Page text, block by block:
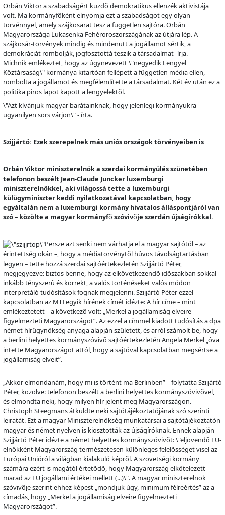
Orbán Viktor a szabadságért küzdõ demokratikus ellenzék aktivistája
volt. Ma kormányfõként elnyomja ezt a szabadságot egy olyan
törvénnyel, amely szájkosarat tesz a független sajtóra. Orbán
Magyarországa Lukasenka Fehéroroszországának az útjára lép. A
szájkosár-törvények mindig és mindenütt a jogállamot sértik, a
demokráciát rombolják, jogfosztottá teszik a társadalmat -írja.
Michnik emlékeztet, hogy az úgynevezett \"negyedik Lengyel
Köztársaság\" kormánya kitartóan fellépett a független média ellen,
rombolta a jogállamot és megfélemlítette a társadalmat. Két év után ez a
politika piros lapot kapott a lengyelektõl.
\"Azt kívánjuk magyar barátainknak, hogy jelenlegi kormányukra
ugyanilyen sors várjon\" - írta.
Szijjártó: Ezek szerepelnek más uniós országok törvényeiben is
Orbán Viktor miniszterelnök a szerdai kormányülés szünetében
telefonon beszélt Jean-Claude Juncker luxemburgi
miniszterelnökkel, aki világossá tette a luxemburgi
külügyminiszter keddi nyilatkozatával kapcsolatban, hogy
egyáltalán nem a luxemburgi kormány hivatalos álláspontjáról van
szó – közölte a magyar kormányfõ szóvivõje szerdán újságírókkal.
Persze azt senki nem várhatja el a magyar sajtótól – az
érintettség okán –, hogy a médiatörvénytõl hûvös távolságtartásban
legyen – tette hozzá szerdai sajtóértekezletén Szijjártó Péter,
megjegyezve: biztos benne, hogy az elkövetkezendõ idõszakban sokkal
inkább tényszerû és korrekt, a valós történéseket valós módon
interpretáló tudósítások fognak megjelenni. Szijjártó Péter ezzel
kapcsolatban az MTI egyik hírének címét idézte: A hír címe – mint
emlékeztetett – a következõ volt: „Merkel a jogállamiság elveire
figyelmezteti Magyarországot”. Az ezzel a címmel kiadott tudósítás a dpa
német hírügynökség anyaga alapján született, és arról számolt be, hogy
a berlini helyettes kormányszóvivõ sajtóértekezletén Angela Merkel „óva
intette Magyarországot attól, hogy a sajtóval kapcsolatban megsértse a
jogállamiság elveit”.
„Akkor elmondanám, hogy mi is történt ma Berlinben” – folytatta Szijjártó
Péter, közölve: telefonon beszélt a berlini helyettes kormányszóvivõvel,
és elmondta neki, hogy milyen hír jelent meg Magyarországon.
Christoph Steegmans átküldte neki sajtótájékoztatójának szó szerinti
leiratát. Ezt a magyar Miniszterelnökség munkatársai a sajtótájékoztatón
magyar és német nyelven is kiosztották az újságíróknak. Ennek alapján
Szijjártó Péter idézte a német helyettes kormányszóvivõt: \"eljövendõ EU-
elnökként Magyarország természetesen különleges felelõsséget visel az
Európai Unióról a világban kialakuló képrõl. A szövetségi kormány
számára ezért is magától értetõdõ, hogy Magyarország elkötelezett
marad az EU jogállami értékei mellett (...)\". A magyar miniszterelnök
szóvivõje szerint ehhez képest „mondjuk úgy, minimum félreértés” az a
címadás, hogy „Merkel a jogállamiság elveire figyelmezteti
Magyarországot”.